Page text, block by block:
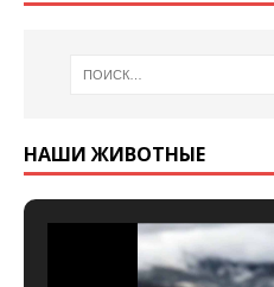
НАШИ ЖИВОТНЫЕ